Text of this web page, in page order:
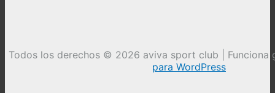
Todos los derechos © 2026 aviva sport club | Funciona
para WordPress